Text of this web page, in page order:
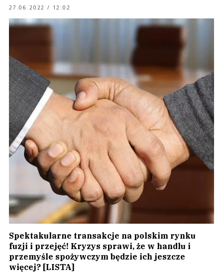
27.06.2022 / 12:02
Spektakularne transakcje na polskim rynku
fuzji i przejęć! Kryzys sprawi, że w handlu i
przemyśle spożywczym będzie ich jeszcze
więcej? [LISTA]